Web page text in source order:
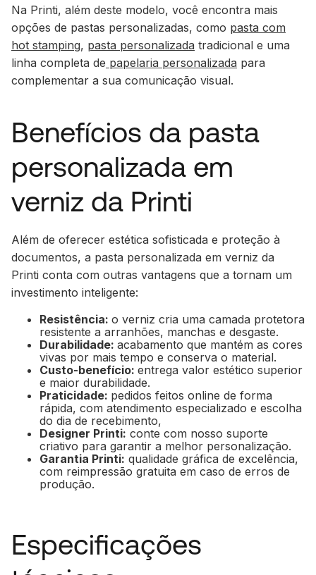
Na Printi, além deste modelo, você encontra mais
opções de pastas personalizadas, como pasta com
hot stamping, pasta personalizada tradicional e uma
linha completa de papelaria personalizada para
complementar a sua comunicação visual.
Benefícios da pasta
personalizada em
verniz da Printi
Além de oferecer estética sofisticada e proteção à
documentos, a pasta personalizada em verniz da
Printi conta com outras vantagens que a tornam um
investimento inteligente:
Resistência: o verniz cria uma camada protetora
resistente a arranhões, manchas e desgaste.
Durabilidade: acabamento que mantém as cores
vivas por mais tempo e conserva o material.
Custo-benefício: entrega valor estético superior
e maior durabilidade.
Praticidade: pedidos feitos online de forma
rápida, com atendimento especializado e escolha
do dia de recebimento,
Designer Printi: conte com nosso suporte
criativo para garantir a melhor personalização.
Garantia Printi: qualidade gráfica de excelência,
com reimpressão gratuita em caso de erros de
produção.
Especificações